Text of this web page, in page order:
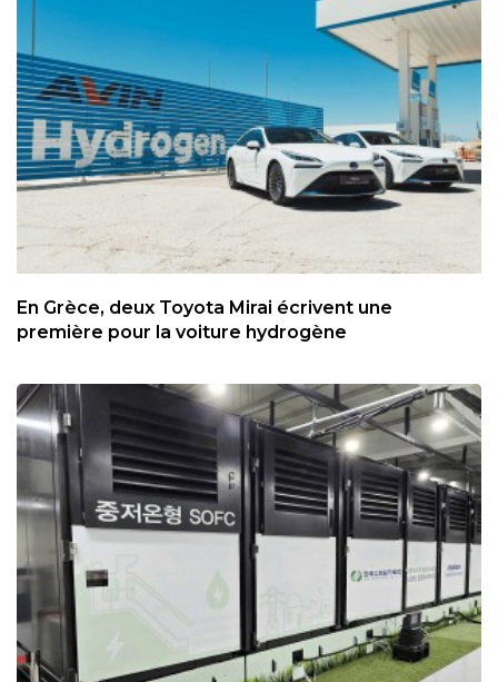
En Grèce, deux Toyota Mirai écrivent une
première pour la voiture hydrogène